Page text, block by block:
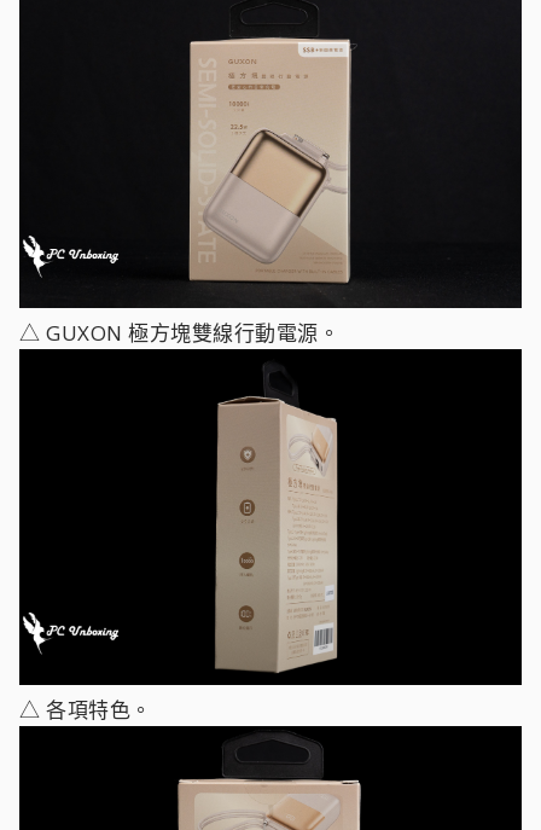
△ GUXON 極方塊雙線行動電源。
△ 各項特色。